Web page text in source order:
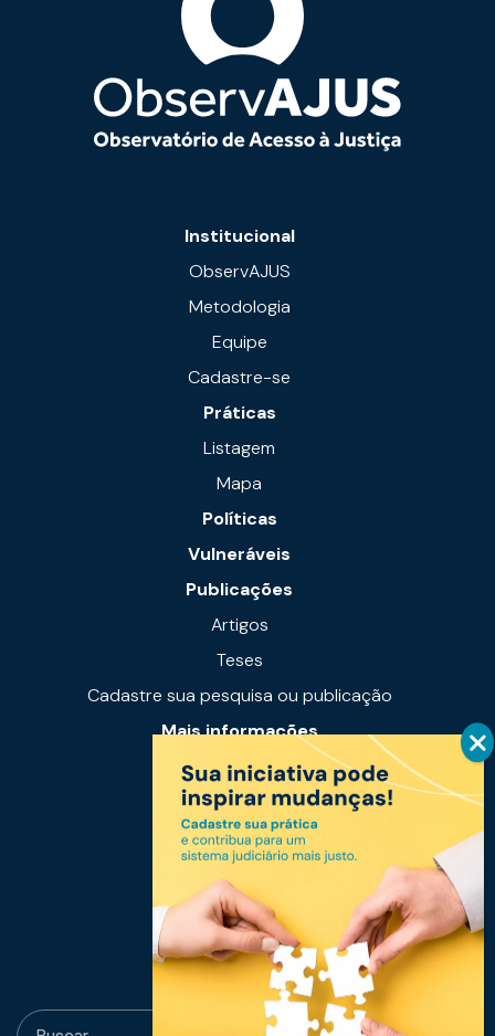
Institucional
ObservAJUS
Metodologia
Equipe
Cadastre-se
Práticas
Listagem
Mapa
Políticas
Vulneráveis
Publicações
Artigos
Teses
Cadastre sua pesquisa ou publicação
Mais informações
Notícias
Links úteis
Fale conosco